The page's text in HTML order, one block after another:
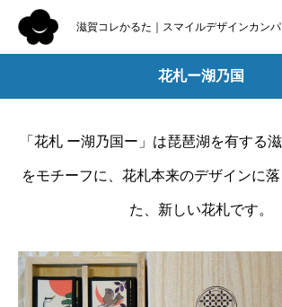
滋賀コレかるた｜スマイルデザインカン
花札ー湖乃国
「花札 ー湖乃国ー」は琵琶湖を有する
をモチーフに、花札本来のデザインに
た、新しい花札です。